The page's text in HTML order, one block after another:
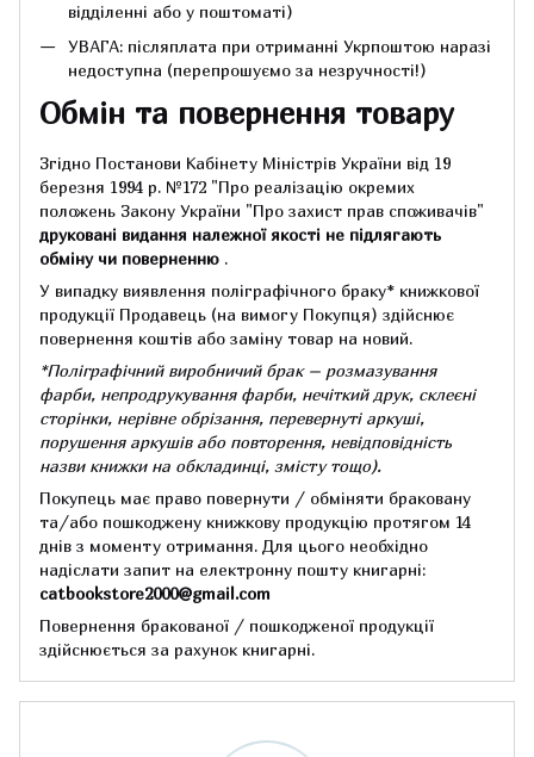
відділенні або у поштоматі)
УВАГА: післяплата при отриманні Укрпоштою наразі
недоступна (перепрошуємо за незручності!)
Обмін та повернення товару
Згідно Постанови Кабінету Міністрів України від 19
березня 1994 р. №172 "Про реалізацію окремих
положень Закону України "Про захист прав споживачів"
друковані видання належної якості не підлягають
обміну чи поверненню .
У випадку виявлення поліграфічного браку* книжкової
продукції Продавець (на вимогу Покупця) здійснює
повернення коштів або заміну товар на новий.
*Поліграфічний виробничий брак – розмазування
фарби, непродрукування фарби, нечіткий друк, склеєні
сторінки, нерівне обрізання, перевернуті аркуші,
порушення аркушів або повторення, невідповідність
назви книжки на обкладинці, змісту тощо).
Покупець має право повернути / обміняти браковану
та/або пошкоджену книжкову продукцію протягом 14
днів з моменту отримання. Для цього необхідно
надіслати запит на електронну пошту книгарні:
catbookstore2000@gmail.com
Повернення бракованої / пошкодженої продукції
здійснюється за рахунок книгарні.